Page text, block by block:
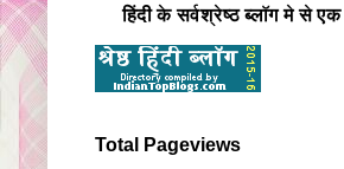
हिंदी के सर्वश्रेष्ठ ब्लॉग मे से एक
Total Pageviews